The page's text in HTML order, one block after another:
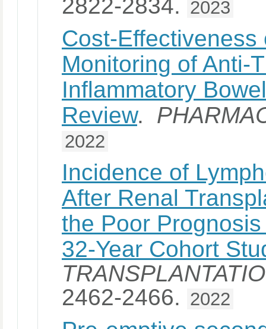
2822-2834. 2023
Cost-
Monitoring of Anti-
Inflammatory
Review.
2022
Incidence of
After Renal
the Poor
32-Year Cohort
2462-2466. 2022